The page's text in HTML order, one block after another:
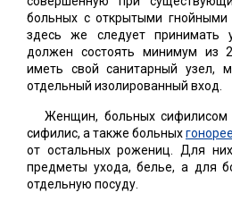
больных с открытыми гнойными
здесь же следует принимать
должен состоять минимум из
иметь свой санитарный узел,
отдельный изолированный вход.
Женщин, больных сифилисом
сифилис, а также больных
от остальных рожениц. Для
предметы ухода, белье, а для
отдельную посуду.